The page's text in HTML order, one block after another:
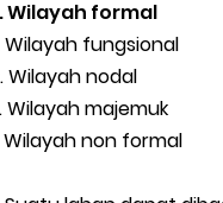
Wilayah formal
Wilayah fungsional
Wilayah nodal
Wilayah majemuk
Wilayah non formal